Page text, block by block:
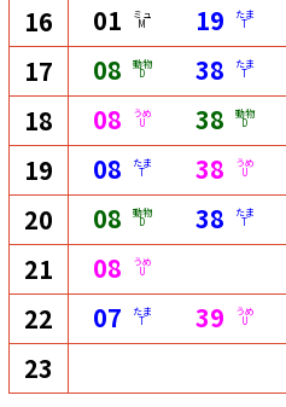
16 01 ミュ
M 19 たま
T
17 08 動物
D 38 たま
T
18 08 うめ
U 38 動物
D
19 08 たま
T 38 うめ
U
20 08 動物
D 38 たま
T
21 08 うめ
U
22 07 たま
T 39 うめ
U
23